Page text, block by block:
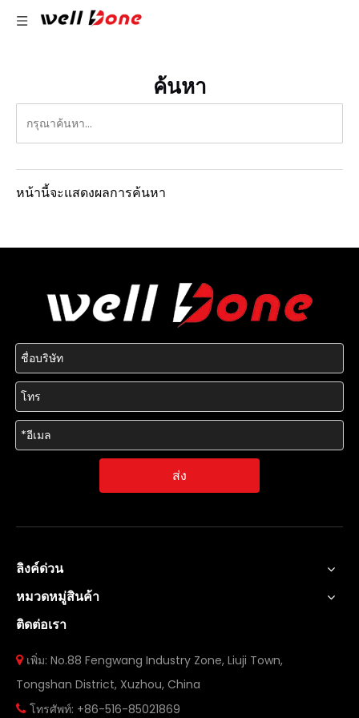
ค้นหา
หน้านี้จะแสดงผลการค้นหา
ส่ง
ลิงค์ด่วน
หมวดหมู่สินค้า
ติดต่อเรา
 เพิ่ม: No.88 Fengwang Industry Zone, Liuji Town,
Tongshan District, Xuzhou, China
 โทรศัพท์: +86-516-85021869